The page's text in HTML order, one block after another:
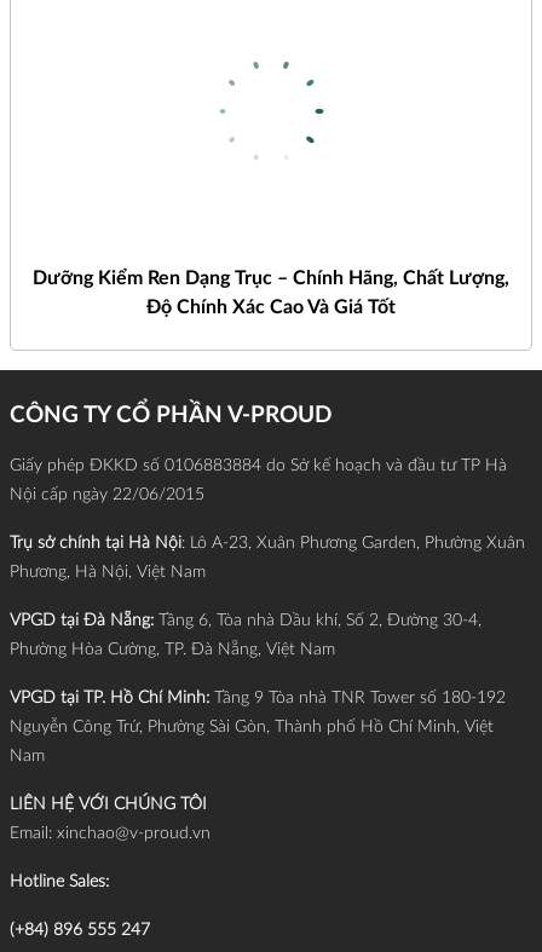
Dưỡng Kiểm Ren Dạng Trục – Chính Hãng, Chất Lượng,
Độ Chính Xác Cao Và Giá Tốt
CÔNG TY CỔ PHẦN V-PROUD
Giấy phép ĐKKD số 0106883884 do Sở kế hoạch và đầu tư TP Hà
Nội cấp ngày 22/06/2015
Trụ sở chính tại Hà Nội: Lô A-23, Xuân Phương Garden, Phường Xuân
Phương, Hà Nội, Việt Nam
VPGD tại Đà Nẵng: Tầng 6, Tòa nhà Dầu khí, Số 2, Đường 30-4,
Phường Hòa Cường, TP. Đà Nẵng, Việt Nam
VPGD tại TP. Hồ Chí Minh: Tầng 9 Tòa nhà TNR Tower số 180-192
Nguyễn Công Trứ, Phường Sài Gòn, Thành phố Hồ Chí Minh, Việt
Nam
LIÊN HỆ VỚI CHÚNG TÔI
Email: xinchao@v-proud.vn
Hotline Sales:
(+84) 896 555 247